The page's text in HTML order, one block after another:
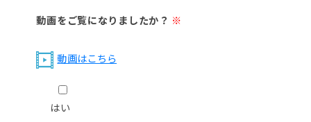
動画をご覧になりましたか？ ※
動画はこちら
はい